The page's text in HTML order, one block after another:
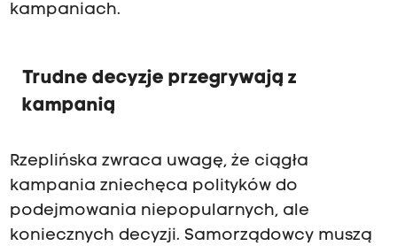
kampaniach.
Trudne decyzje przegrywają z
kampanią
Rzeplińska zwraca uwagę, że ciągła
kampania zniechęca polityków do
podejmowania niepopularnych, ale
koniecznych decyzji. Samorządowcy muszą